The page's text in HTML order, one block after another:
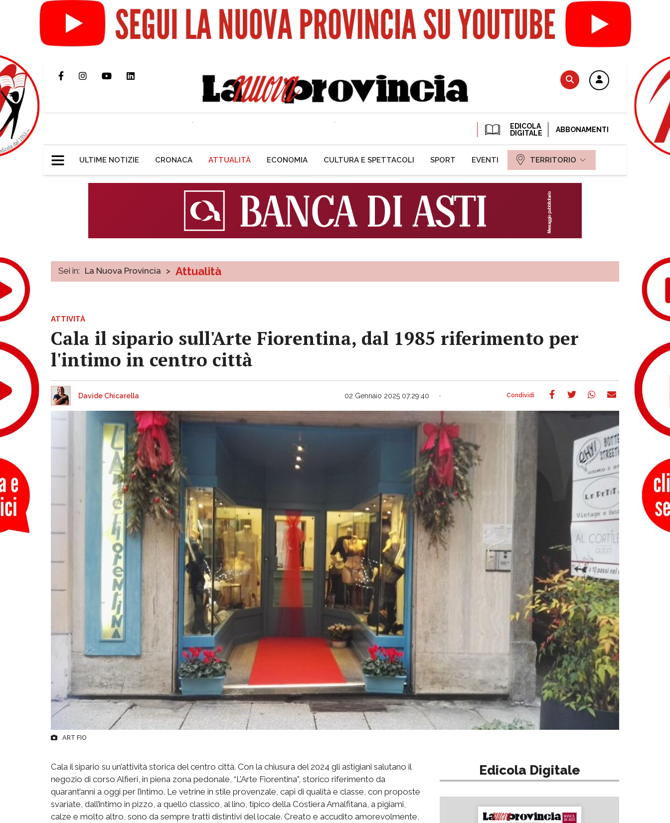
EDICOLA
DIGITALE
ABBONAMENTI
ULTIME NOTIZIE CRONACA ATTUALITÀ ECONOMIA CULTURA E SPETTACOLI SPORT EVENTI TERRITORIO
Sei in: La Nuova Provincia > Attualità
ATTIVITÀ
Cala il sipario sull'Arte Fiorentina, dal 1985 riferimento per
l'intimo in centro città
Davide Chicarella 02 Gennaio 2025 07:29:40
ART FIO
Cala il sipario su un’attività storica del centro città. Con la chiusura del 2024 gli astigiani salutano il
negozio di corso Alfieri, in piena zona pedonale, “L’Arte Fiorentina”, storico riferimento da
quarant’anni a oggi per l’intimo. Le vetrine in stile provenzale, capi di qualità e classe, con proposte
svariate, dall’intimo in pizzo, a quello classico, al lino, tipico della Costiera Amalfitana, a pigiami,
calze e molto altro, sono da sempre tratti distintivi del locale. Creato e accudito amorevolmente,
Edicola Digitale